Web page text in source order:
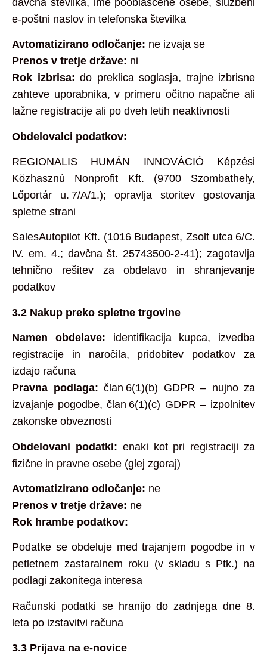
e‑poštni naslov in telefonska številka
Avtomatizirano odločanje: ne izvaja se
Prenos v tretje države: ni
Rok izbrisa: do preklica soglasja, trajne izbrisne
zahteve uporabnika, v primeru očitno napačne ali
lažne registracije ali po dveh letih neaktivnosti
Obdelovalci podatkov:
REGIONALIS HUMÁN INNOVÁCIÓ Képzési
Közhasznú Nonprofit Kft. (9700 Szombathely,
Lőportár u. 7/A/1.); opravlja storitev gostovanja
spletne strani
SalesAutopilot Kft. (1016 Budapest, Zsolt utca 6/C.
IV. em. 4.; davčna št. 25743500‑2‑41); zagotavlja
tehnično rešitev za obdelavo in shranjevanje
podatkov
3.2 Nakup preko spletne trgovine
Namen obdelave: identifikacija kupca, izvedba
registracije in naročila, pridobitev podatkov za
izdajo računa
Pravna podlaga: član 6(1)(b) GDPR – nujno za
izvajanje pogodbe, član 6(1)(c) GDPR – izpolnitev
zakonske obveznosti
Obdelovani podatki: enaki kot pri registraciji za
fizične in pravne osebe (glej zgoraj)
Avtomatizirano odločanje: ne
Prenos v tretje države: ne
Rok hrambe podatkov:
Podatke se obdeluje med trajanjem pogodbe in v
petletnem zastaralnem roku (v skladu s Ptk.) na
podlagi zakonitega interesa
Računski podatki se hranijo do zadnjega dne 8.
leta po izstavitvi računa
3.3 Prijava na e‑novice